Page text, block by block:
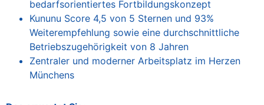
bedarfsorientiertes Fortbildungskonzept
Kununu Score 4,5 von 5 Sternen und 93%
Weiterempfehlung sowie eine durchschnittliche
Betriebszugehörigkeit von 8 Jahren
Zentraler und moderner Arbeitsplatz im Herzen
Münchens